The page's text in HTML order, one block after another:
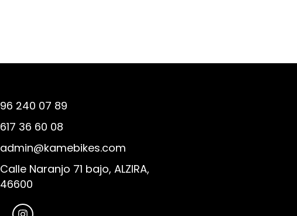
96 240 07 89
617 36 60 08
admin@kamebikes.com
Calle Naranjo 71 bajo, ALZIRA,
46600
I